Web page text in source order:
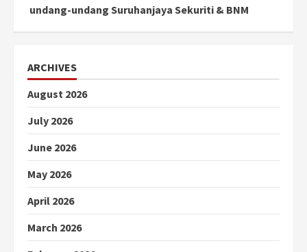
undang-undang Suruhanjaya Sekuriti & BNM
ARCHIVES
August 2026
July 2026
June 2026
May 2026
April 2026
March 2026